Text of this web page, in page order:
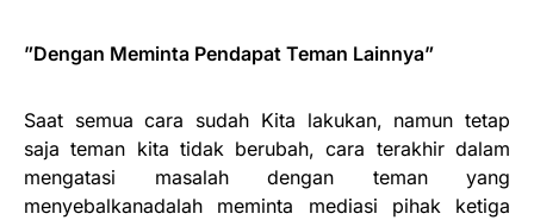
”Dengan Meminta Pendapat Teman Lainnya”
Saat semua cara sudah Kita lakukan, namun tetap
saja teman kita tidak berubah, cara terakhir dalam
mengatasi masalah dengan teman yang
menyebalkanadalah meminta mediasi pihak ketiga